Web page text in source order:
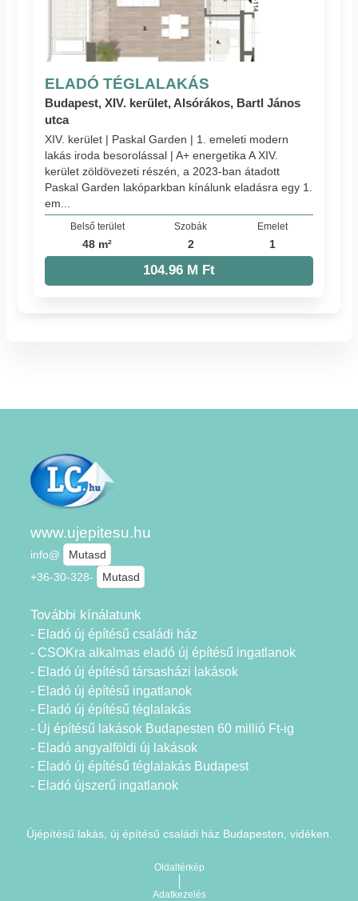
ELADÓ TÉGLALAKÁS
Budapest, XIV. kerület, Alsórákos, Bartl János
utca
XIV. kerület | Paskal Garden | 1. emeleti modern
lakás iroda besorolással | A+ energetika A XIV.
kerület zöldövezeti részén, a 2023-ban átadott
Paskal Garden lakóparkban kínálunk eladásra egy 1.
em...
Belső terület
48 m²
Szobák
2
Emelet
1
104.96 M Ft
www.ujepitesu.hu
info@
Mutasd
+36-30-328-
Mutasd
További kínálatunk
- Eladó új építésű családi ház
- CSOKra alkalmas eladó új építésű ingatlanok
- Eladó új építésű társasházi lakások
- Eladó új építésű ingatlanok
- Eladó új építésű téglalakás
- Új építésű lakások Budapesten 60 millió Ft-ig
- Eladó angyalföldi új lakások
- Eladó új építésű téglalakás Budapest
- Eladó újszerű ingatlanok
Újépítésű lakás, új építésű családi ház Budapesten, vidéken.
Oldaltérkép
Adatkezelés